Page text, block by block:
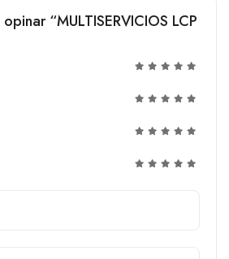
“MULTISERVICIOS LCP